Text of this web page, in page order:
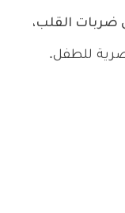
ضربات القلب،
للطفل.